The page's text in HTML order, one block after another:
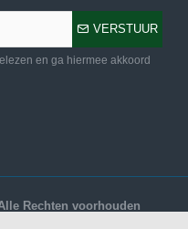
VERSTUUR
en ga hiermee akkoord
Rechten voorhouden